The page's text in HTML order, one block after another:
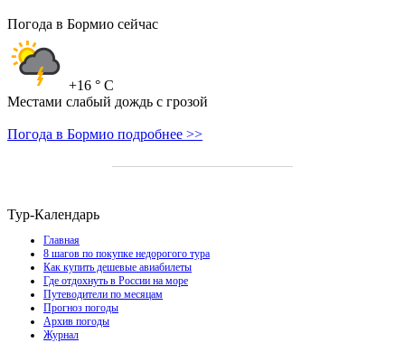
Погода в Бормио сейчас
+16 ° C
Местами слабый дождь с грозой
Погода в Бормио подробнее >>
Тур-Календарь
Главная
8 шагов по покупке недорогого тура
Как купить дешевые авиабилеты
Где отдохнуть в России на море
Путеводители по месяцам
Прогноз погоды
Архив погоды
Журнал